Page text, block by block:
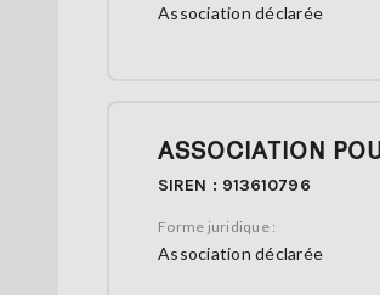
Association déclarée
ASSOCIATION
SIREN : 913610796
Forme juridique :
Association déclarée